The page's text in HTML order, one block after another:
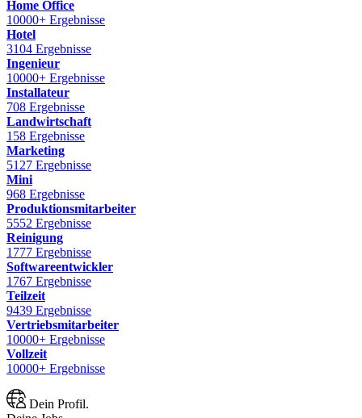
Home Office
10000+ Ergebnisse
Hotel
3104 Ergebnisse
Ingenieur
10000+ Ergebnisse
Installateur
708 Ergebnisse
Landwirtschaft
158 Ergebnisse
Marketing
5127 Ergebnisse
Mini
968 Ergebnisse
Produktionsmitarbeiter
5552 Ergebnisse
Reinigung
1777 Ergebnisse
Softwareentwickler
1767 Ergebnisse
Teilzeit
9439 Ergebnisse
Vertriebsmitarbeiter
10000+ Ergebnisse
Vollzeit
10000+ Ergebnisse
Dein Profil.